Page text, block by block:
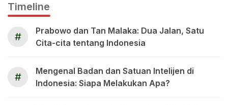
Timeline
#
Prabowo dan Tan Malaka: Dua Jalan, Satu
Cita-cita tentang Indonesia
#
Mengenal Badan dan Satuan Intelijen di
Indonesia: Siapa Melakukan Apa?